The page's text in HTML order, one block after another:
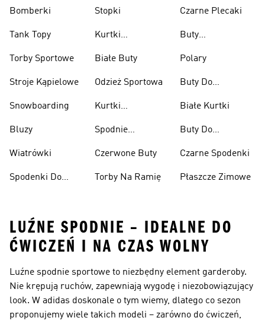
Bomberki
Tank Topy
Torby Sportowe
Stroje Kąpielowe
Snowboarding
Bluzy
Wiatrówki
Spodenki Do
Stopki
Kurtki
Białe Buty
Odzież Sportowa
Kurtki
Spodnie
Czerwone Buty
Torby Na Ramię
Czarne Plecaki
Buty
Polary
Buty Do
Ciężarów
Białe Kurtki
Buty Do
Czarne Spodenki
Płaszcze Zimowe
LUŹNE SPODNIE – IDEALNE DO
ĆWICZEŃ I NA CZAS WOLNY
Luźne spodnie sportowe to niezbędny element garderoby.
Nie krępują ruchów, zapewniają wygodę i niezobowiązujący
look. W adidas doskonale o tym wiemy, dlatego co sezon
proponujemy wiele takich modeli – zarówno do ćwiczeń,